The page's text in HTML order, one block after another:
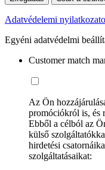
Adatvédelemi
Egyéni adatvédelmi
Customer match
Az Ön
promóciókról is, és
Ebből a célból az
külső
hirdetési
szolgáltatásaikat: